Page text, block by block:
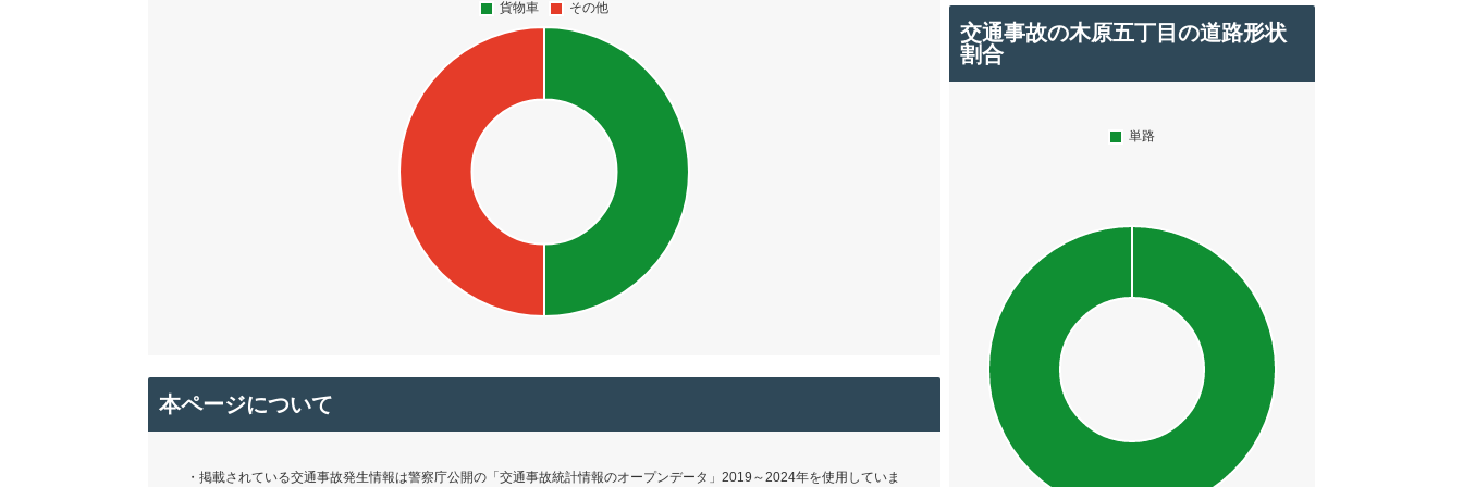
本ページについて
・掲載されている交通事故発生情報は警察庁公開の「交通事故統計情報のオープンデータ」2019～2024年を使用していま
交通事故の木原五丁目の道路形状
割合